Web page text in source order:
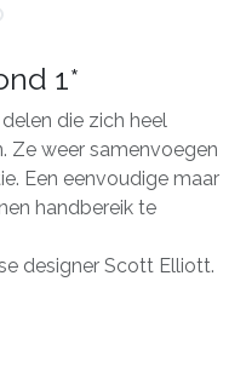
1*
die zich heel
Ze weer samenvoegen
Een eenvoudige maar
handbereik te
designer Scott Elliott.